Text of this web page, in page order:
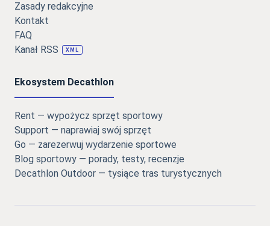
Zasady redakcyjne
Kontakt
FAQ
Kanał RSS
XML
Ekosystem Decathlon
Rent — wypożycz sprzęt sportowy
Support — naprawiaj swój sprzęt
Go — zarezerwuj wydarzenie sportowe
Blog sportowy — porady, testy, recenzje
Decathlon Outdoor — tysiące tras turystycznych